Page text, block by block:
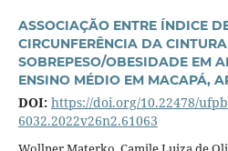
ASSOCIAÇÃO ENTRE ÍNDICE
CIRCUNFERÊNCIA DA
SOBREPESO/OBESIDADE EM
ENSINO MÉDIO EM MACAPÁ,
DOI: https://doi.org/10.22478/
6032.2022v26n2.61063